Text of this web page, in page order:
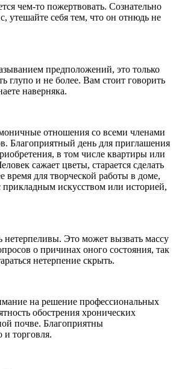
чем-то пожертвовать. Сознательно
утешайте себя тем, что он отнюдь не
предположений, это только
глупо и не более. Вам стоит говорить
наверняка.
отношения со всеми членами
Благоприятный день для приглашения
в том числе квартиры или
сажает цветы, старается сделать
для творческой работы в доме,
прикладным искусством или историей,
нетерпеливы. Это может вызвать массу
о причинах оного состояния, так
нетерпение скрыть.
на решение профессиональных
обострения хронических
почве. Благоприятны
и торговля.